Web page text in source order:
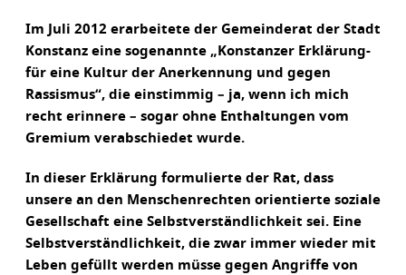
Im Juli 2012 erarbeitete der Gemeinderat der Stadt
Konstanz eine sogenannte „Konstanzer Erklärung-
für eine Kultur der Anerkennung und gegen
Rassismus“, die einstimmig – ja, wenn ich mich
recht erinnere – sogar ohne Enthaltungen vom
Gremium verabschiedet wurde.
In dieser Erklärung formulierte der Rat, dass
unsere an den Menschenrechten orientierte soziale
Gesellschaft eine Selbstverständlichkeit sei. Eine
Selbstverständlichkeit, die zwar immer wieder mit
Leben gefüllt werden müsse gegen Angriffe von